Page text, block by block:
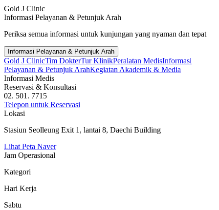
Gold J Clinic
Informasi Pelayanan & Petunjuk Arah
Periksa semua informasi untuk kunjungan yang nyaman dan tepat
Informasi Pelayanan & Petunjuk Arah
Gold J ClinicTim DokterTur KlinikPeralatan MedisInformasi
Pelayanan & Petunjuk ArahKegiatan Akademik & Media
Informasi Medis
Reservasi & Konsultasi
02. 501. 7715
Telepon untuk Reservasi
Lokasi
Stasiun Seolleung Exit 1, lantai 8, Daechi Building
Lihat Peta Naver
Jam Operasional
Kategori
Hari Kerja
Sabtu